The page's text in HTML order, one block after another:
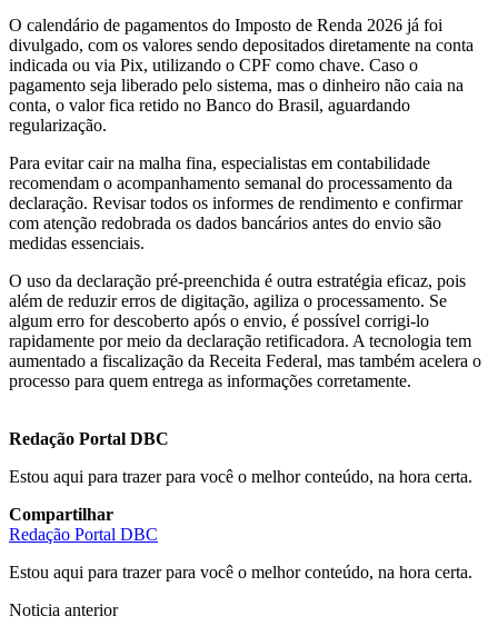
O calendário de pagamentos do Imposto de Renda 2026 já foi
divulgado, com os valores sendo depositados diretamente na conta
indicada ou via Pix, utilizando o CPF como chave. Caso o
pagamento seja liberado pelo sistema, mas o dinheiro não caia na
conta, o valor fica retido no Banco do Brasil, aguardando
regularização.
Para evitar cair na malha fina, especialistas em contabilidade
recomendam o acompanhamento semanal do processamento da
declaração. Revisar todos os informes de rendimento e confirmar
com atenção redobrada os dados bancários antes do envio são
medidas essenciais.
O uso da declaração pré-preenchida é outra estratégia eficaz, pois
além de reduzir erros de digitação, agiliza o processamento. Se
algum erro for descoberto após o envio, é possível corrigi-lo
rapidamente por meio da declaração retificadora. A tecnologia tem
aumentado a fiscalização da Receita Federal, mas também acelera o
processo para quem entrega as informações corretamente.
Redação Portal DBC
Estou aqui para trazer para você o melhor conteúdo, na hora certa.
Compartilhar
Redação Portal DBC
Estou aqui para trazer para você o melhor conteúdo, na hora certa.
Noticia anterior